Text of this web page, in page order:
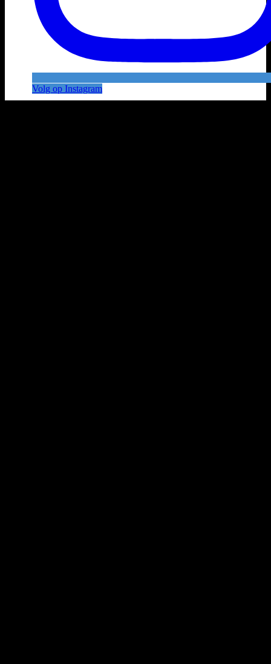
Volg op Instagram